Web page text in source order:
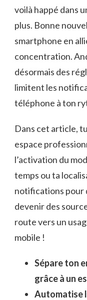
voilà happé dans
plus. Bonne
smartphone en
concentration.
désormais des
limitent les
téléphone à ton
Dans cet article,
espace
l’activation du
temps ou ta
notifications pour
devenir des
route vers un
mobile !
Sépare ton
grâce à un
Automatise